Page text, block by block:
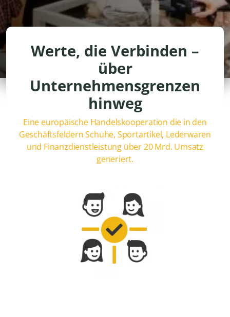
Werte, die Verbinden –
über
Unternehmensgrenzen
hinweg
Eine europäische Handelskooperation die in den
Geschäftsfeldern Schuhe, Sportartikel, Lederwaren
und Finanzdienstleistung über 20 Mrd. Umsatz
generiert.